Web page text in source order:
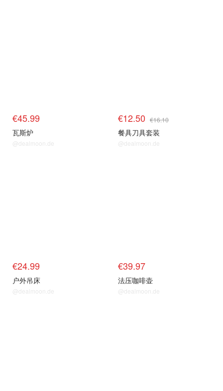
€45.99
瓦斯炉
@dealmoon.de
€12.50 €16.10
餐具刀具套装
@dealmoon.de
€24.99
户外吊床
@dealmoon.de
€39.97
法压咖啡壶
@dealmoon.de